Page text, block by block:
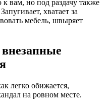
вам, но под раздачу также
хватает за
мебель, швыряет
легко обижается,
на ровном месте.